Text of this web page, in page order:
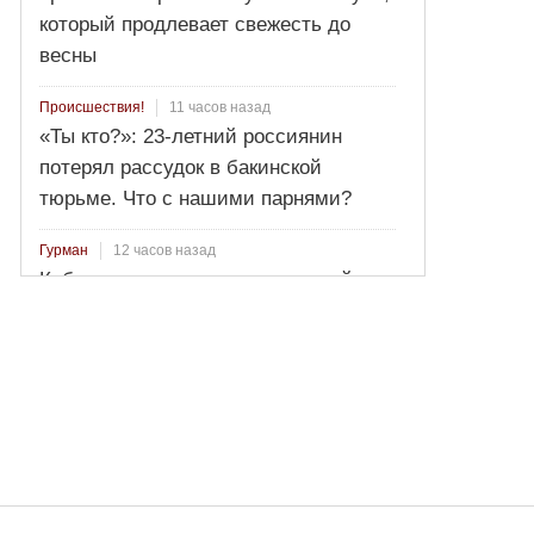
который продлевает свежесть до
весны
Происшествия! 11 часов назад
«Ты кто?»: 23-летний россиянин
потерял рассудок в бакинской
тюрьме. Что с нашими парнями?
Гурман 12 часов назад
Кабачковое варенье: изысканный